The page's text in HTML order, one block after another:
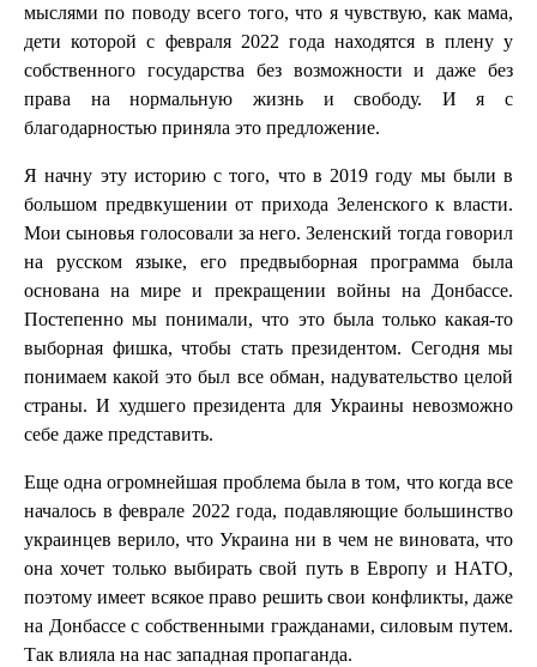
мыслями по поводу всего того, что я чувствую, как мама,
дети которой с февраля 2022 года находятся в плену у
собственного государства без возможности и даже без
права на нормальную жизнь и свободу. И я с
благодарностью приняла это предложение.
Я начну эту историю с того, что в 2019 году мы были в
большом предвкушении от прихода Зеленского к власти.
Мои сыновья голосовали за него. Зеленский тогда говорил
на русском языке, его предвыборная программа была
основана на мире и прекращении войны на Донбассе.
Постепенно мы понимали, что это была только какая-то
выборная фишка, чтобы стать президентом. Сегодня мы
понимаем какой это был все обман, надувательство целой
страны. И худшего президента для Украины невозможно
себе даже представить.
Еще одна огромнейшая проблема была в том, что когда все
началось в феврале 2022 года, подавляющие большинство
украинцев верило, что Украина ни в чем не виновата, что
она хочет только выбирать свой путь в Европу и НАТО,
поэтому имеет всякое право решить свои конфликты, даже
на Донбассе с собственными гражданами, силовым путем.
Так влияла на нас западная пропаганда.